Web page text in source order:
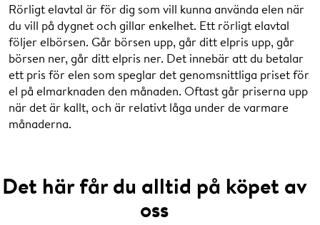
Rörligt elavtal är för dig som vill kunna använda elen när
du vill på dygnet och gillar enkelhet. Ett rörligt elavtal
följer elbörsen. Går börsen upp, går ditt elpris upp, går
börsen ner, går ditt elpris ner. Det innebär att du betalar
ett pris för elen som speglar det genomsnittliga priset för
el på elmarknaden den månaden. Oftast går priserna upp
när det är kallt, och är relativt låga under de varmare
månaderna.
Det här får du alltid på köpet av
oss